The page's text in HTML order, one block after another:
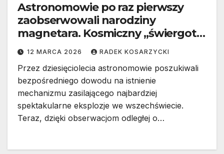
Astronomowie po raz pierwszy
zaobserwowali narodziny
magnetara. Kosmiczny „świergot”
potwierdza teorię Einsteina
12 MARCA 2026 RADEK KOSARZYCKI
Przez dziesięciolecia astronomowie poszukiwali
bezpośredniego dowodu na istnienie
mechanizmu zasilającego najbardziej
spektakularne eksplozje we wszechświecie.
Teraz, dzięki obserwacjom odległej o…